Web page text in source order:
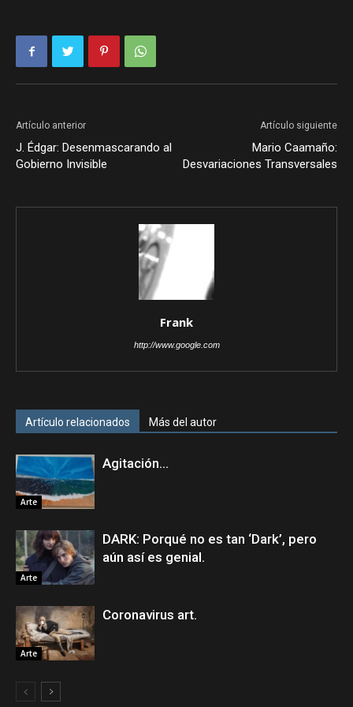
Artículo anterior
J. Édgar: Desenmascarando al
Gobierno Invisible
Artículo siguiente
Mario Caamaño:
Desvariaciones Transversales
Frank
http://www.google.com
Artículo relacionados Más del autor
Arte
Agitación…
Arte
DARK: Porqué no es tan ‘Dark’, pero
aún así es genial.
Arte
Coronavirus art.